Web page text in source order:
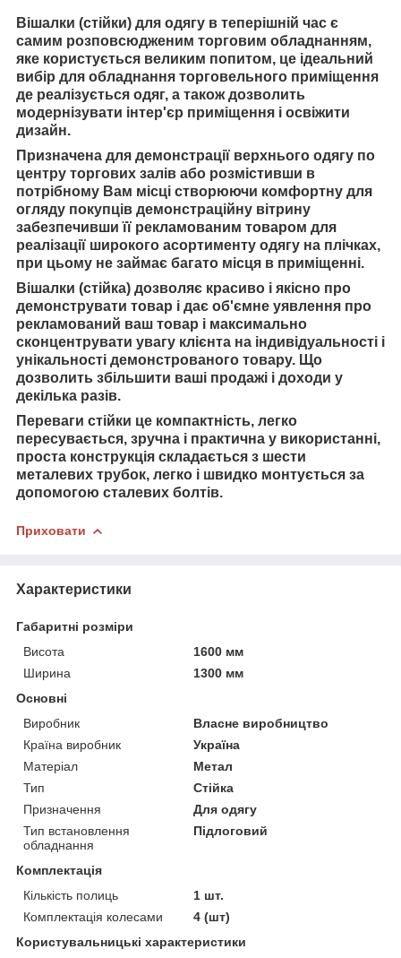
Вішалки (стійки) для одягу в теперішній час є
самим розповсюдженим торговим обладнанням,
яке користується великим попитом, це ідеальний
вибір для обладнання торговельного приміщення
де реалізується одяг, а також дозволить
модернізувати інтер'єр приміщення і освіжити
дизайн.
Призначена для демонстрації верхнього одягу по
центру торгових залів або розмістивши в
потрібному Вам місці створюючи комфортну для
огляду покупців демонстраційну вітрину
забезпечивши її рекламованим товаром для
реалізації широкого асортименту одягу на плічках,
при цьому не займає багато місця в приміщенні.
Вішалки (стійка) дозволяє красиво і якісно про
демонструвати товар і дає об'ємне уявлення про
рекламований ваш товар і максимально
сконцентрувати увагу клієнта на індивідуальності і
унікальності демонстрованого товару. Що
дозволить збільшити ваші продажі і доходи у
декілька разів.
Переваги стійки це компактність, легко
пересувається, зручна і практична у використанні,
проста конструкція складається з шести
металевих трубок, легко і швидко монтується за
допомогою сталевих болтів.
Приховати
Характеристики
Габаритні розміри
Висота
1600 мм
Ширина
1300 мм
Основні
Виробник
Власне виробництво
Країна виробник
Україна
Матеріал
Метал
Тип
Стійка
Призначення
Для одягу
Тип встановлення
обладнання
Підлоговий
Комплектація
Кількість полиць
1 шт.
Комплектація колесами
4 (шт)
Користувальницькі характеристики